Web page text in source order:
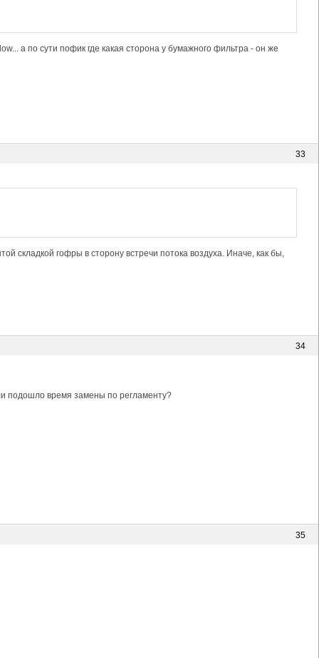
а по сути пофик где какая сторона у бумажного фильтра - он же
33
складкой гофры в сторону встречи потока воздуха. Иначе, как бы,
34
подошло время замены по регламенту?
35